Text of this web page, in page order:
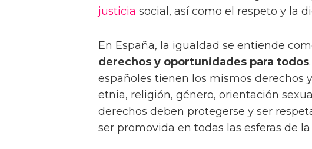
justicia social, así como el respeto y la
En España, la igualdad se entiende
derechos y oportunidades para todos
españoles tienen los mismos derechos
etnia, religión, género, orientación
derechos deben protegerse y ser
ser promovida en todas las esferas de